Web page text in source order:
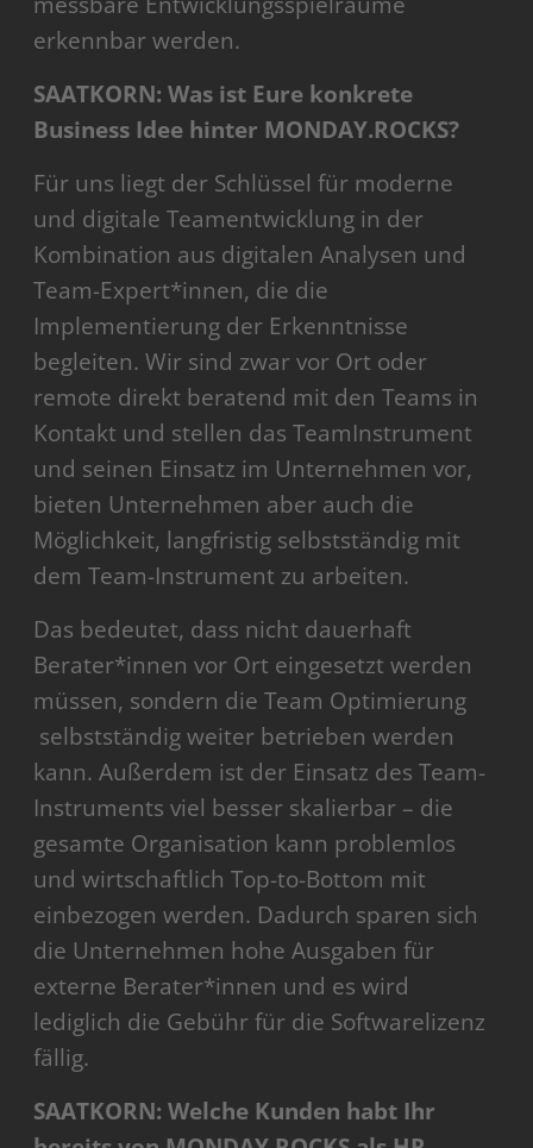
erkennbar werden.
SAATKORN: Was ist Eure konkrete
Business Idee hinter MONDAY.ROCKS?
Für uns liegt der Schlüssel für moderne
und digitale Teamentwicklung in der
Kombination aus digitalen Analysen und
Team-Expert*innen, die die
Implementierung der Erkenntnisse
begleiten. Wir sind zwar vor Ort oder
remote direkt beratend mit den Teams in
Kontakt und stellen das TeamInstrument
und seinen Einsatz im Unternehmen vor,
bieten Unternehmen aber auch die
Möglichkeit, langfristig selbstständig mit
dem Team-Instrument zu arbeiten.
Das bedeutet, dass nicht dauerhaft
Berater*innen vor Ort eingesetzt werden
müssen, sondern die Team Optimierung
selbstständig weiter betrieben werden
kann. Außerdem ist der Einsatz des Team-
Instruments viel besser skalierbar – die
gesamte Organisation kann problemlos
und wirtschaftlich Top-to-Bottom mit
einbezogen werden. Dadurch sparen sich
die Unternehmen hohe Ausgaben für
externe Berater*innen und es wird
lediglich die Gebühr für die Softwarelizenz
fällig.
SAATKORN: Welche Kunden habt Ihr